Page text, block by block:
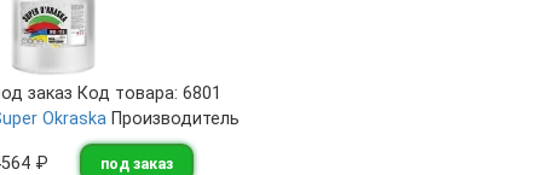
заказ Код товара: 6801
Okraska Производитель
₽ под заказ